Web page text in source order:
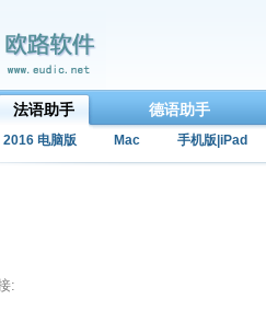
法语助手 德语助手
2016 电脑版 Mac 手机版|iPad
: